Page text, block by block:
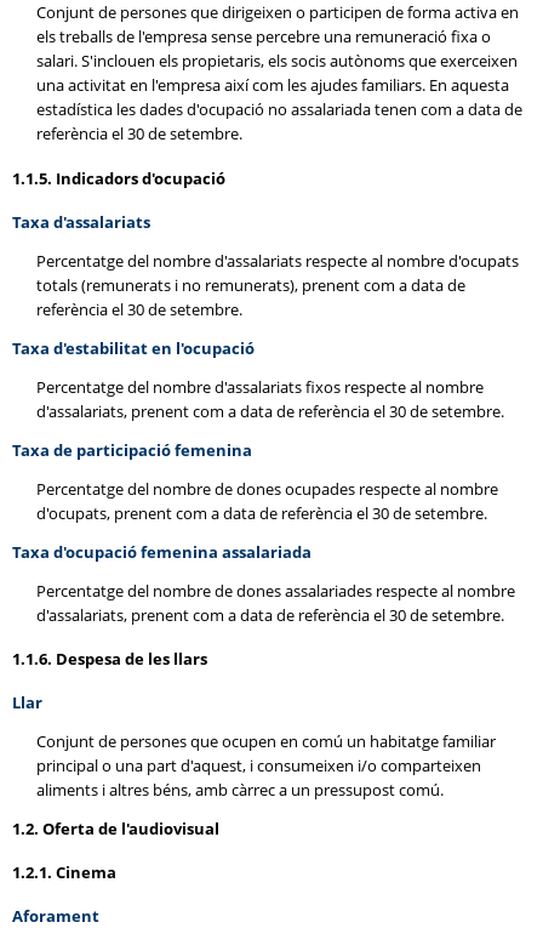
Conjunt de persones que dirigeixen o participen de forma activa en
els treballs de l'empresa sense percebre una remuneració fixa o
salari. S'inclouen els propietaris, els socis autònoms que exerceixen
una activitat en l'empresa així com les ajudes familiars. En aquesta
estadística les dades d'ocupació no assalariada tenen com a data de
referència el 30 de setembre.
1.1.5. Indicadors d'ocupació
Taxa d'assalariats
Percentatge del nombre d'assalariats respecte al nombre d'ocupats
totals (remunerats i no remunerats), prenent com a data de
referència el 30 de setembre.
Taxa d'estabilitat en l'ocupació
Percentatge del nombre d'assalariats fixos respecte al nombre
d'assalariats, prenent com a data de referència el 30 de setembre.
Taxa de participació femenina
Percentatge del nombre de dones ocupades respecte al nombre
d'ocupats, prenent com a data de referència el 30 de setembre.
Taxa d'ocupació femenina assalariada
Percentatge del nombre de dones assalariades respecte al nombre
d'assalariats, prenent com a data de referència el 30 de setembre.
1.1.6. Despesa de les llars
Llar
Conjunt de persones que ocupen en comú un habitatge familiar
principal o una part d'aquest, i consumeixen i/o comparteixen
aliments i altres béns, amb càrrec a un pressupost comú.
1.2. Oferta de l'audiovisual
1.2.1. Cinema
Aforament